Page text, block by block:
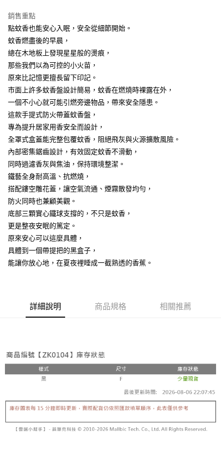
２．關於個人資料處理事宜，請瀏覽以下網址：
３．未成年的使用者請事先徵得法定代理人或監護人之同意方可使用
「AFTEE先享後付」，若未經同意申辦者引起之損失，本公司不負相關責
任。
４．使用「AFTEE先享後付」時，將依據個別帳號之用戶狀況，依本公司即
時審查核予不同之上限額度；若仍有額度不足之情形，本公司將視審查結果
請求用戶進行身份認證。
恩沛科技股份有限公司將有權停止該用戶之使用額度並採取法律行動。
銷售重點
點蚊香也能安心入眠，安全從細節開始。
蚊香燃盡後的早晨，
總在木地板上發現星星般的燙痕，
那些我們以為可控的小火苗，
原來比記憶更擅長留下印記。
市面上許多蚊香盤設計簡易，蚊香在燃燒時裸露在外，
一個不小心就可能引燃旁邊物品，帶來安全隱患。
這款手提式防火帶蓋蚊香盤，
專為提升居家用香安全而設計，
全罩式盒蓋能完整包覆蚊香，阻絕飛灰與火源擴散風險。
內部密集鋸齒設計，有效固定蚊香不滑動，
同時過濾香灰與焦油，保持環境整潔。
鐵藝全身耐高溫、抗燃燒，
搭配鏤空雕花蓋，讓空氣流通、煙霧散發均勻，
防火同時也兼顧美觀。
底部三顆實心鐵球支撐的，不只是蚊香，
更是整夜安眠的篤定。
原來安心可以這麼具體，
具體到一個帶提把的黑盒子，
能讓你放心地，在夏夜裡睡成一截熟透的香蕉。
詳細說明 商品規格 相關推薦